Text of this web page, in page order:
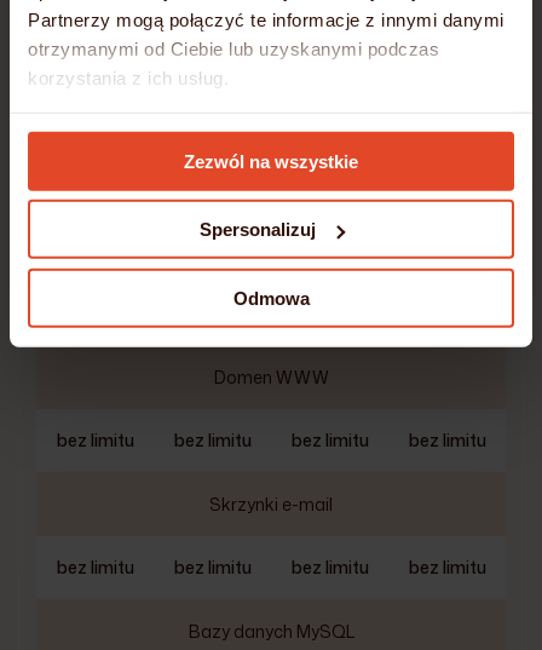
Partnerzy mogą połączyć te informacje z innymi danymi
otrzymanymi od Ciebie lub uzyskanymi podczas
korzystania z ich usług.
Szczegółowe informacje umieściliśmy wPolityce
Zezwól na wszystkie
Spersonalizuj
Odmowa
25 GB 50 GB 100 GB 200 GB
bez limitu bez limitu
Domen WWW
bez limitu bez limitu bez limitu bez limitu
Skrzynki e-mail
bez limitu bez limitu bez limitu bez limitu
Bazy danych MySQL